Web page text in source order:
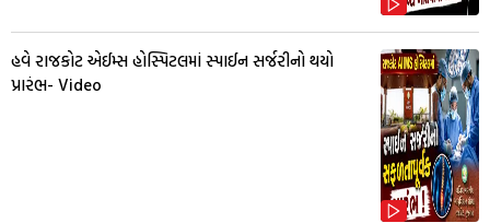
હવે રાજકોટ એઈમ્સ હોસ્પિટલમાં સ્પાઈન સર્જરીનો થયો
પ્રારંભ- Video